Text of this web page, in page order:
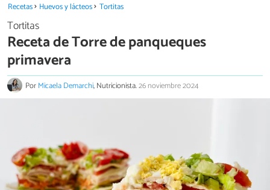
Recetas Huevos y lácteos Tortitas
Tortitas
Receta de Torre de panqueques
primavera
PorMicaela Demarchi, Nutricionista.26 noviembre 2024